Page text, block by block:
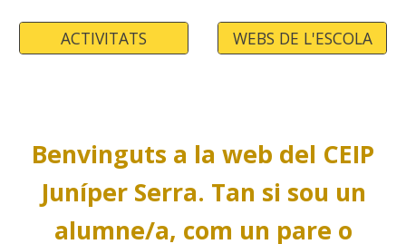
ACTIVITATS WEBS DE L'ESCOLA
Benvinguts a la web del CEIP
Juníper Serra. Tan si sou un
alumne/a, com un pare o